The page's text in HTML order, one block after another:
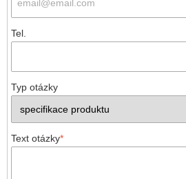
Tel.
Typ otázky
Text otázky*